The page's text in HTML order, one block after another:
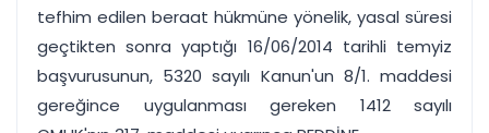
tefhim edilen beraat hükmüne yönelik, yasal süresi
geçtikten sonra yaptığı 16/06/2014 tarihli temyiz
başvurusunun, 5320 sayılı Kanun'un 8/1. maddesi
gereğince uygulanması gereken 1412 sayılı